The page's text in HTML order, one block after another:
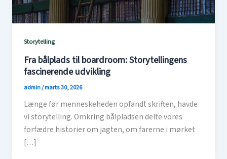
Storytelling
Fra bålplads til boardroom: Storytellingens
fascinerende udvikling
admin/marts 30, 2026
Længe før menneskeheden opfandt skriften, havde
vi storytelling. Omkring bålpladsen delte vores
forfædre historier om jagten, om farerne i mørket
[…]